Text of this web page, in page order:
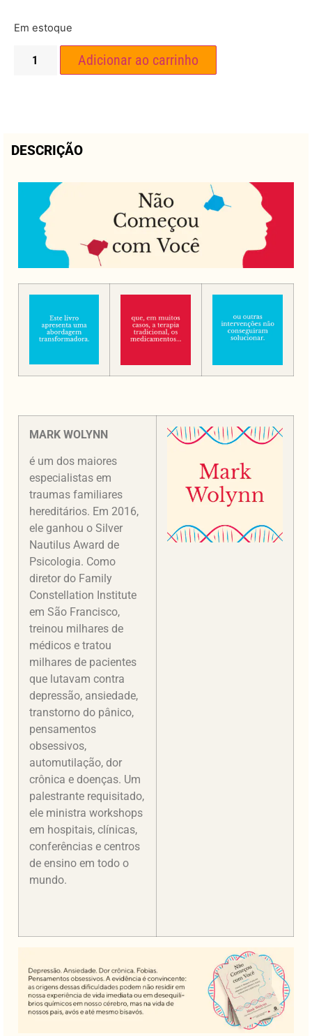
Em estoque
Adicionar ao carrinho
DESCRIÇÃO
MARK WOLYNN
é um dos maiores
especialistas em
traumas familiares
hereditários. Em 2016,
ele ganhou o Silver
Nautilus Award de
Psicologia. Como
diretor do Family
Constellation Institute
em São Francisco,
treinou milhares de
médicos e tratou
milhares de pacientes
que lutavam contra
depressão, ansiedade,
transtorno do pânico,
pensamentos
obsessivos,
automutilação, dor
crônica e doenças. Um
palestrante requisitado,
ele ministra workshops
em hospitais, clínicas,
conferências e centros
de ensino em todo o
mundo.